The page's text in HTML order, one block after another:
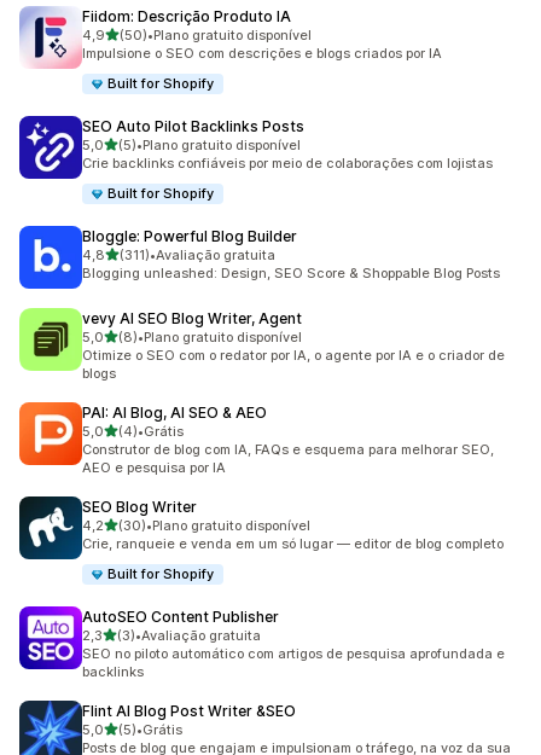
Fiidom: Descrição Produto IA
4,9de 5 estrelas
(50)
50 avaliações ao todo
•Plano gratuito disponível
Impulsione o SEO com descrições e blogs criados por IA
Built for Shopify
SEO Auto Pilot Backlinks Posts
5,0de 5 estrelas
(5)
5 avaliações ao todo
•Plano gratuito disponível
Crie backlinks confiáveis por meio de colaborações com lojistas
Built for Shopify
Bloggle: Powerful Blog Builder
4,8de 5 estrelas
(311)
311 avaliações ao todo
•Avaliação gratuita
Blogging unleashed: Design, SEO Score & Shoppable Blog Posts
vevy AI SEO Blog Writer, Agent
5,0de 5 estrelas
(8)
8 avaliações ao todo
•Plano gratuito disponível
Otimize o SEO com o redator por IA, o agente por IA e o criador de
blogs
PAI: AI Blog, AI SEO & AEO
5,0de 5 estrelas
(4)
4 avaliações ao todo
•Grátis
Construtor de blog com IA, FAQs e esquema para melhorar SEO,
AEO e pesquisa por IA
SEO Blog Writer
4,2de 5 estrelas
(30)
30 avaliações ao todo
•Plano gratuito disponível
Crie, ranqueie e venda em um só lugar — editor de blog completo
Built for Shopify
AutoSEO Content Publisher
2,3de 5 estrelas
(3)
3 avaliações ao todo
•Avaliação gratuita
SEO no piloto automático com artigos de pesquisa aprofundada e
backlinks
Flint AI Blog Post Writer &SEO
5,0de 5 estrelas
(5)
5 avaliações ao todo
•Grátis
Posts de blog que engajam e impulsionam o tráfego, na voz da sua